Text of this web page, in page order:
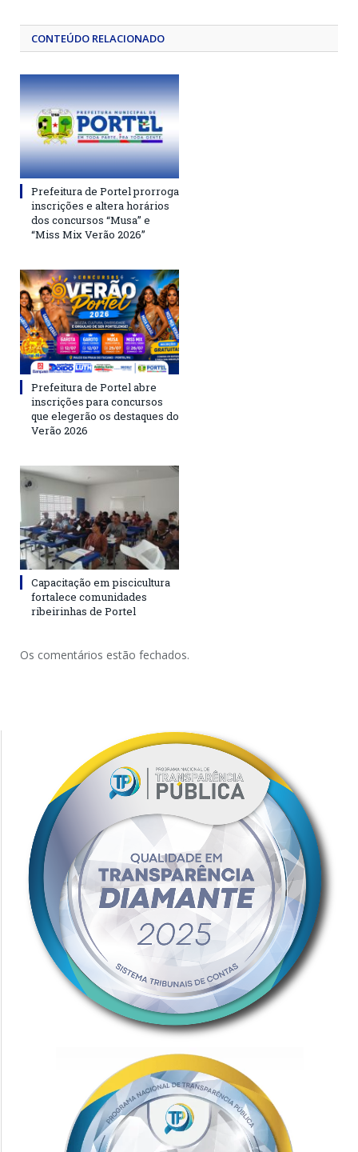
CONTEÚDO RELACIONADO
Prefeitura de Portel prorroga
inscrições e altera horários
dos concursos “Musa” e
“Miss Mix Verão 2026”
Prefeitura de Portel abre
inscrições para concursos
que elegerão os destaques do
Verão 2026
Capacitação em piscicultura
fortalece comunidades
ribeirinhas de Portel
Os comentários estão fechados.